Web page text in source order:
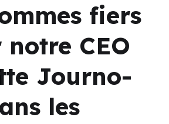
fiers
CEO
Journo-
les